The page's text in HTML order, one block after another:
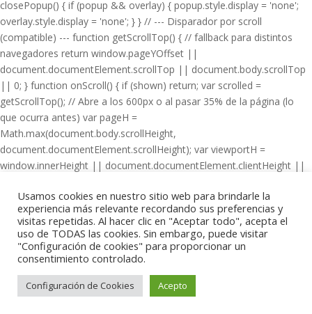
Usamos cookies en nuestro sitio web para brindarle la
experiencia más relevante recordando sus preferencias y
visitas repetidas. Al hacer clic en "Aceptar todo", acepta el
uso de TODAS las cookies. Sin embargo, puede visitar
"Configuración de cookies" para proporcionar un
consentimiento controlado.
Configuración de Cookies Acepto
closePopup() { if (popup && overlay) { popup.style.display = 'none';
overlay.style.display = 'none'; } } // --- Disparador por scroll
(compatible) --- function getScrollTop() { // fallback para distintos
navegadores return window.pageYOffset ||
document.documentElement.scrollTop || document.body.scrollTop
|| 0; } function onScroll() { if (shown) return; var scrolled =
getScrollTop(); // Abre a los 600px o al pasar 35% de la página (lo
que ocurra antes) var pageH =
Math.max(document.body.scrollHeight,
document.documentElement.scrollHeight); var viewportH =
window.innerHeight || document.documentElement.clientHeight ||
percent > 0.35) { openPopup(); } } window.addEventListener('scroll',
onScroll); // Plan B: si no hubo scroll, abre a los 10s
setTimeout(function () { if (!shown) openPopup(); }, 10000); // Cerrar
clicando fuera overlay.addEventListener('click', closePopup); // Cerrar
con botón "X" dentro del popup (class="close-popup")
document.addEventListener('click', function (e) { if (e.target &&
e.target.classList && e.target.classList.contains('close-popup')) {